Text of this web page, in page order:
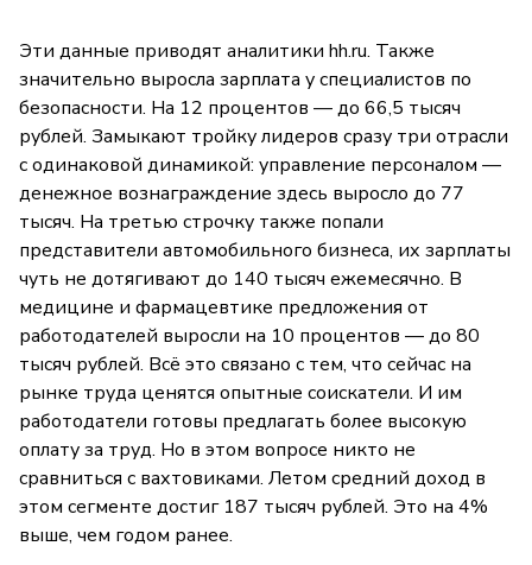
Эти данные приводят аналитики hh.ru. Также
значительно выросла зарплата у специалистов по
безопасности. На 12 процентов — до 66,5 тысяч
рублей. Замыкают тройку лидеров сразу три отрасли
с одинаковой динамикой: управление персоналом —
денежное вознаграждение здесь выросло до 77
тысяч. На третью строчку также попали
представители автомобильного бизнеса, их зарплаты
чуть не дотягивают до 140 тысяч ежемесячно. В
медицине и фармацевтике предложения от
работодателей выросли на 10 процентов — до 80
тысяч рублей. Всё это связано с тем, что сейчас на
рынке труда ценятся опытные соискатели. И им
работодатели готовы предлагать более высокую
оплату за труд. Но в этом вопросе никто не
сравниться с вахтовиками. Летом средний доход в
этом сегменте достиг 187 тысяч рублей. Это на 4%
выше, чем годом ранее.